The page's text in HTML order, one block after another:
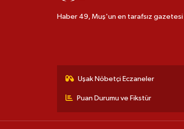
Haber 49, Muş'un en tarafsız gazetesi
Uşak Nöbetçi Eczaneler
Puan Durumu ve Fikstür